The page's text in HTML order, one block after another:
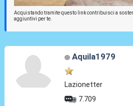
Acquistando tramite questo link contribuisci a
aggiuntivi per te.
Aquila1979
Lazionetter
7.709